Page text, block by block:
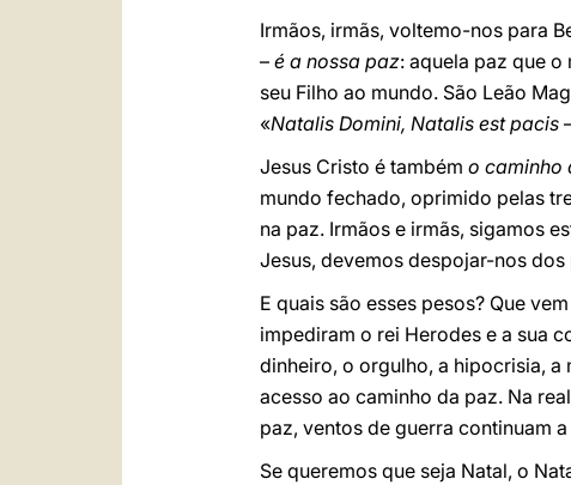
Irmãos, irmãs, voltemo-nos para
– é a nossa paz: aquela paz que
seu Filho ao mundo. São Leão
«Natalis Domini, Natalis est pacis
Jesus Cristo é também o caminho
mundo fechado, oprimido pelas
na paz. Irmãos e irmãs, sigamos
Jesus, devemos despojar-nos
E quais são esses pesos? Que
impediram o rei Herodes e a sua
dinheiro, o orgulho, a hipocrisia, a
acesso ao caminho da paz. Na
paz, ventos de guerra continuam
Se queremos que seja Natal, o